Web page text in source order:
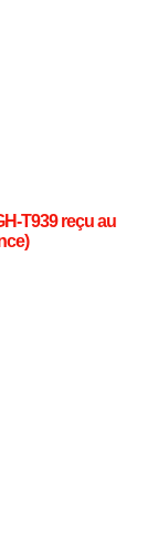
T939 reçu au